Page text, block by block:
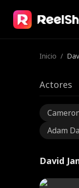
Inicio /
Actores
Adam
David